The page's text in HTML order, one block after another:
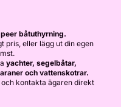
båtuthyrning.
pris, eller lägg ut din egen
yachter, segelbåtar,
och vattenskotrar.
kontakta ägaren direkt